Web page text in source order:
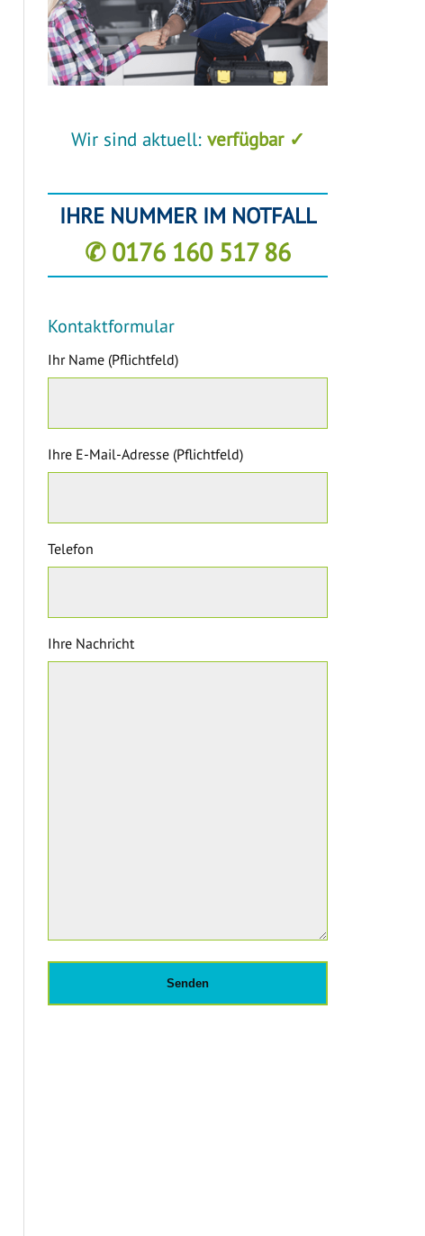
Wir sind aktuell: verfügbar ✓
IHRE NUMMER IM NOTFALL
✆ 0176 160 517 86
Kontaktformular
Ihr Name (Pflichtfeld)
Ihre E-Mail-Adresse (Pflichtfeld)
Telefon
Ihre Nachricht